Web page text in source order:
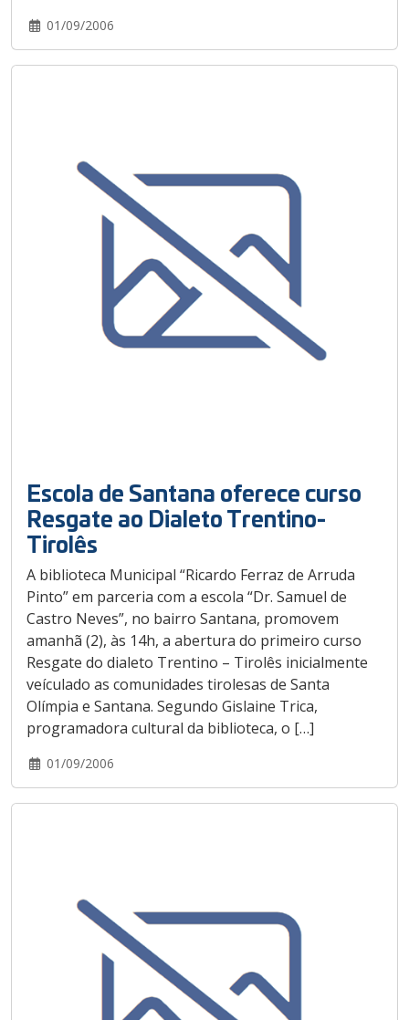
01/09/2006
Escola de Santana oferece curso
Resgate ao Dialeto Trentino-
Tirolês
A biblioteca Municipal “Ricardo Ferraz de Arruda
Pinto” em parceria com a escola “Dr. Samuel de
Castro Neves”, no bairro Santana, promovem
amanhã (2), às 14h, a abertura do primeiro curso
Resgate do dialeto Trentino – Tirolês inicialmente
veículado as comunidades tirolesas de Santa
Olímpia e Santana. Segundo Gislaine Trica,
programadora cultural da biblioteca, o […]
01/09/2006